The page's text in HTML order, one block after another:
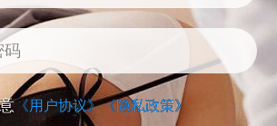
《用户协议》《隐私政策》